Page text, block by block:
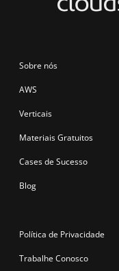
Sobre nós
AWS
Verticais
Materiais Gratuitos
Cases de Sucesso
Blog
Política de Privacidade
Trabalhe Conosco